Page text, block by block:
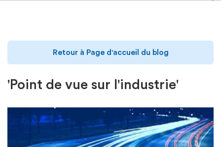
'Point de vue sur l'industrie'
Retour à Page d'accueil du blog